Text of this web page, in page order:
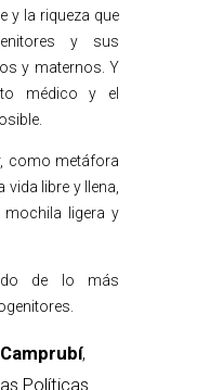
y la riqueza que
y sus
y maternos. Y
médico y el
como metáfora
libre y llena,
ligera y
de lo más
,
Políticas